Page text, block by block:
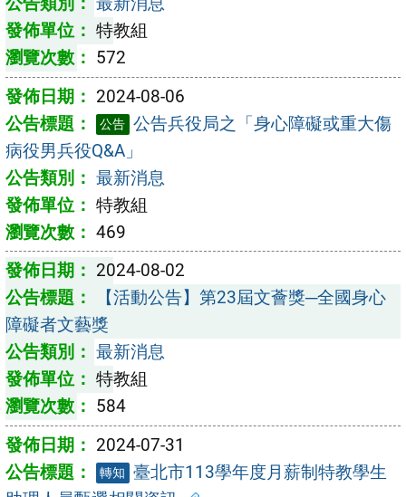
特教組
572
2024-08-06
公告 公告兵役局之「身心障礙或重大傷
病役男兵役Q&A」
最新消息
特教組
469
2024-08-02
【活動公告】第23屆文薈獎─全國身心
障礙者文藝獎
最新消息
特教組
584
2024-07-31
轉知 臺北市113學年度月薪制特教學生